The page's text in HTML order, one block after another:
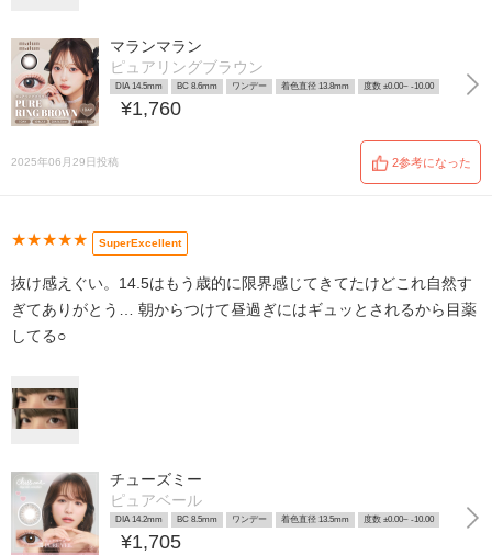
マランマラン
ピュアリングブラウン
DIA 14.5mm BC 8.6mm ワンデー 着色直径 13.8mm 度数 ±0.00~ -10.00
¥1,760
2025年06月29日投稿 2参考になった
★★★★★ SuperExcellent
抜け感えぐい。14.5はもう歳的に限界感じてきてたけどこれ自然す
ぎてありがとう… 朝からつけて昼過ぎにはギュッとされるから目薬
してる○
チューズミー
ピュアベール
DIA 14.2mm BC 8.5mm ワンデー 着色直径 13.5mm 度数 ±0.00~ -10.00
¥1,705